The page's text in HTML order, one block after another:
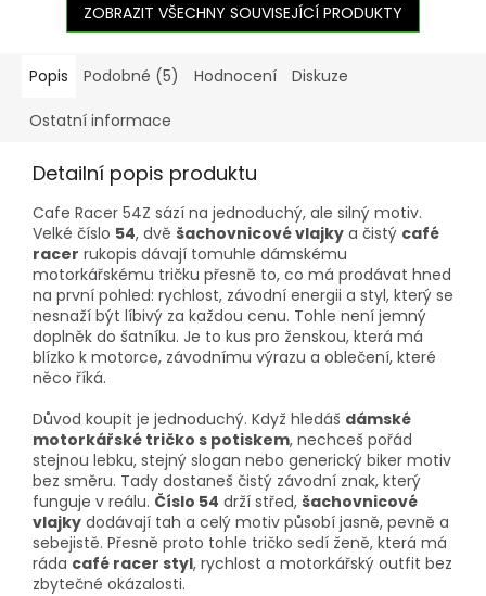
ZOBRAZIT VŠECHNY SOUVISEJÍCÍ PRODUKTY
Popis Podobné (5) Hodnocení Diskuze
Ostatní informace
Detailní popis produktu
Cafe Racer 54Z sází na jednoduchý, ale silný motiv.
Velké číslo 54, dvě šachovnicové vlajky a čistý café
racer rukopis dávají tomuhle dámskému
motorkářskému tričku přesně to, co má prodávat hned
na první pohled: rychlost, závodní energii a styl, který se
nesnaží být líbivý za každou cenu. Tohle není jemný
doplněk do šatníku. Je to kus pro ženskou, která má
blízko k motorce, závodnímu výrazu a oblečení, které
něco říká.
Důvod koupit je jednoduchý. Když hledáš dámské
motorkářské tričko s potiskem, nechceš pořád
stejnou lebku, stejný slogan nebo generický biker motiv
bez směru. Tady dostaneš čistý závodní znak, který
funguje v reálu. Číslo 54 drží střed, šachovnicové
vlajky dodávají tah a celý motiv působí jasně, pevně a
sebejistě. Přesně proto tohle tričko sedí ženě, která má
ráda café racer styl, rychlost a motorkářský outfit bez
zbytečné okázalosti.